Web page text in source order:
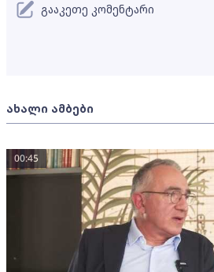
ახალი ამბები
00:45
გააკეთე კომენტარი